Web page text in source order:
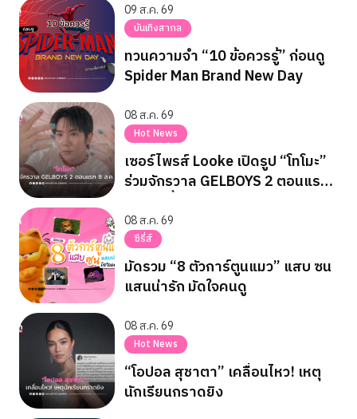
09 ส.ค. 69
บันเทิงสากล
ทวนความจำ “10 ข้อควรรู้” ก่อนดู
Spider Man Brand New Day
08 ส.ค. 69
Hot News
เซอร์ไพรส์ Looke เปิดรูป “โทโมะ”
ร่วมจักรวาล GELBOYS 2 ตอนแรก
08 ส.ค. 69
ซีรี่ส์
มัดรวม “8 ตัวการ์ตูนแมว” แสบ ซน
แสนน่ารัก มัดใจคนดู
08 ส.ค. 69
Hot News
“โอปอล สุชาตา” เคลื่อนไหว! เหตุ
นักเรียนกราดยิง